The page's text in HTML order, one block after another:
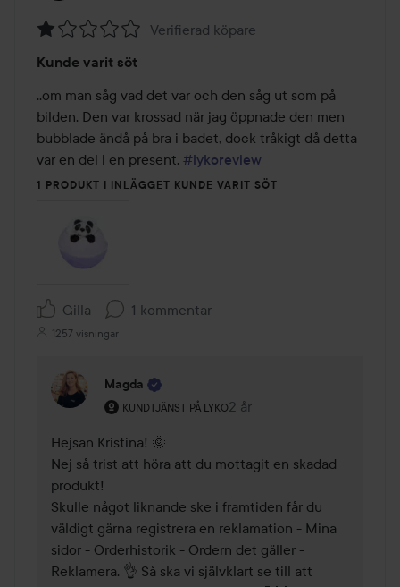
1
av
5
Verifierad köpare
Kunde varit söt
..om man såg vad det var och den såg ut som på
bilden. Den var krossad när jag öppnade den men
bubblade ändå på bra i badet, dock tråkigt då detta
var en del i en present. #lykoreview
1 PRODUKT I INLÄGGET KUNDE VARIT SÖT
Gilla 1 kommentar
1257 visningar
Magda
KUNDTJÄNST PÅ LYKO
Användarens roll: Kundtjänst på Lyko.
2 år
Kommentaren lades 2 år
Hejsan Kristina! 🌞
Nej så trist att höra att du mottagit en skadad
produkt!
Skulle något liknande ske i framtiden får du
väldigt gärna registrera en reklamation - Mina
sidor - Orderhistorik - Ordern det gäller -
Reklamera. 👌 Så ska vi självklart se till att